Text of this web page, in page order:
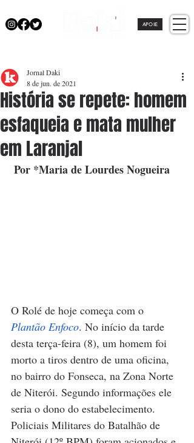
APOIE
História se repete: homem
esfaqueia e mata mulher
em Laranjal
Jornal Daki
8 de jun. de 2021
Por *Maria de Lourdes Nogueira
O Rolé de hoje começa com o
Plantão Enfoco. No início da tarde
desta terça-feira (8), um homem foi
morto a tiros dentro de uma oficina,
no bairro do Fonseca, na Zona Norte
de Niterói. Segundo informações ele
seria o dono do estabelecimento.
Policiais Militares do Batalhão de